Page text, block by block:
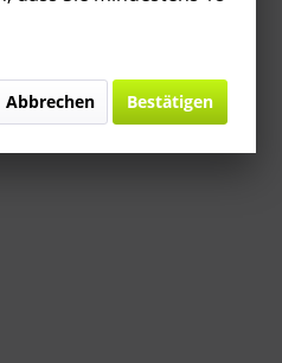
Abbrechen Bestätigen